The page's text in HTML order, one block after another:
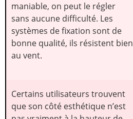
maniable, on peut le régler
sans aucune difficulté. Les
systèmes de fixation sont de
bonne qualité, ils résistent bien
au vent.
Certains utilisateurs trouvent
que son côté esthétique n’est